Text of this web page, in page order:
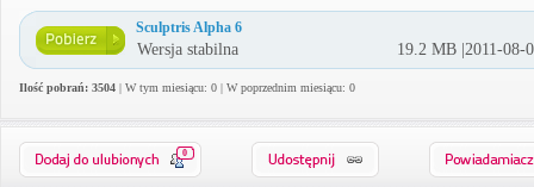
Sculptris Alpha 6
Wersja stabilna 19.2 MB |2011-08-
Ilość pobrań: 3504 | W tym miesiącu: 0 | W poprzednim miesiącu: 0
0